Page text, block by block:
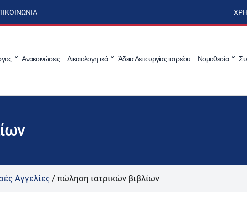
Ανακοινώσεις Δικαιολογητικά Άδεια Λειτουργίας ιατρείου Νομοθεσία
Αγγελίες / πώληση ιατρικών βιβλίων